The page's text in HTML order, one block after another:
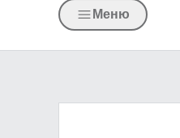
Меню